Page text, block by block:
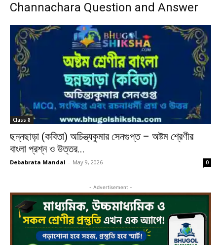
Channachara Question and Answer
Class 8
ছন্নছাড়া (কবিতা) অচিন্ত্যকুমার সেনগুপ্ত – অষ্টম শ্রেণীর
বাংলা প্রশ্ন ও উত্তর...
Debabrata Mandal - May 9, 2026 0
- Advertisement -